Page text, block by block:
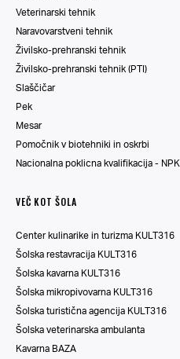
Veterinarski tehnik
Naravovarstveni tehnik
Živilsko-prehranski tehnik
Živilsko-prehranski tehnik (PTI)
Slaščičar
Pek
Mesar
Pomočnik v biotehniki in oskrbi
Nacionalna poklicna kvalifikacija - NPK
VEČ KOT ŠOLA
Center kulinarike in turizma KULT316
Šolska restavracija KULT316
Šolska kavarna KULT316
Šolska mikropivovarna KULT316
Šolska turistična agencija KULT316
Šolska veterinarska ambulanta
Kavarna BAZA